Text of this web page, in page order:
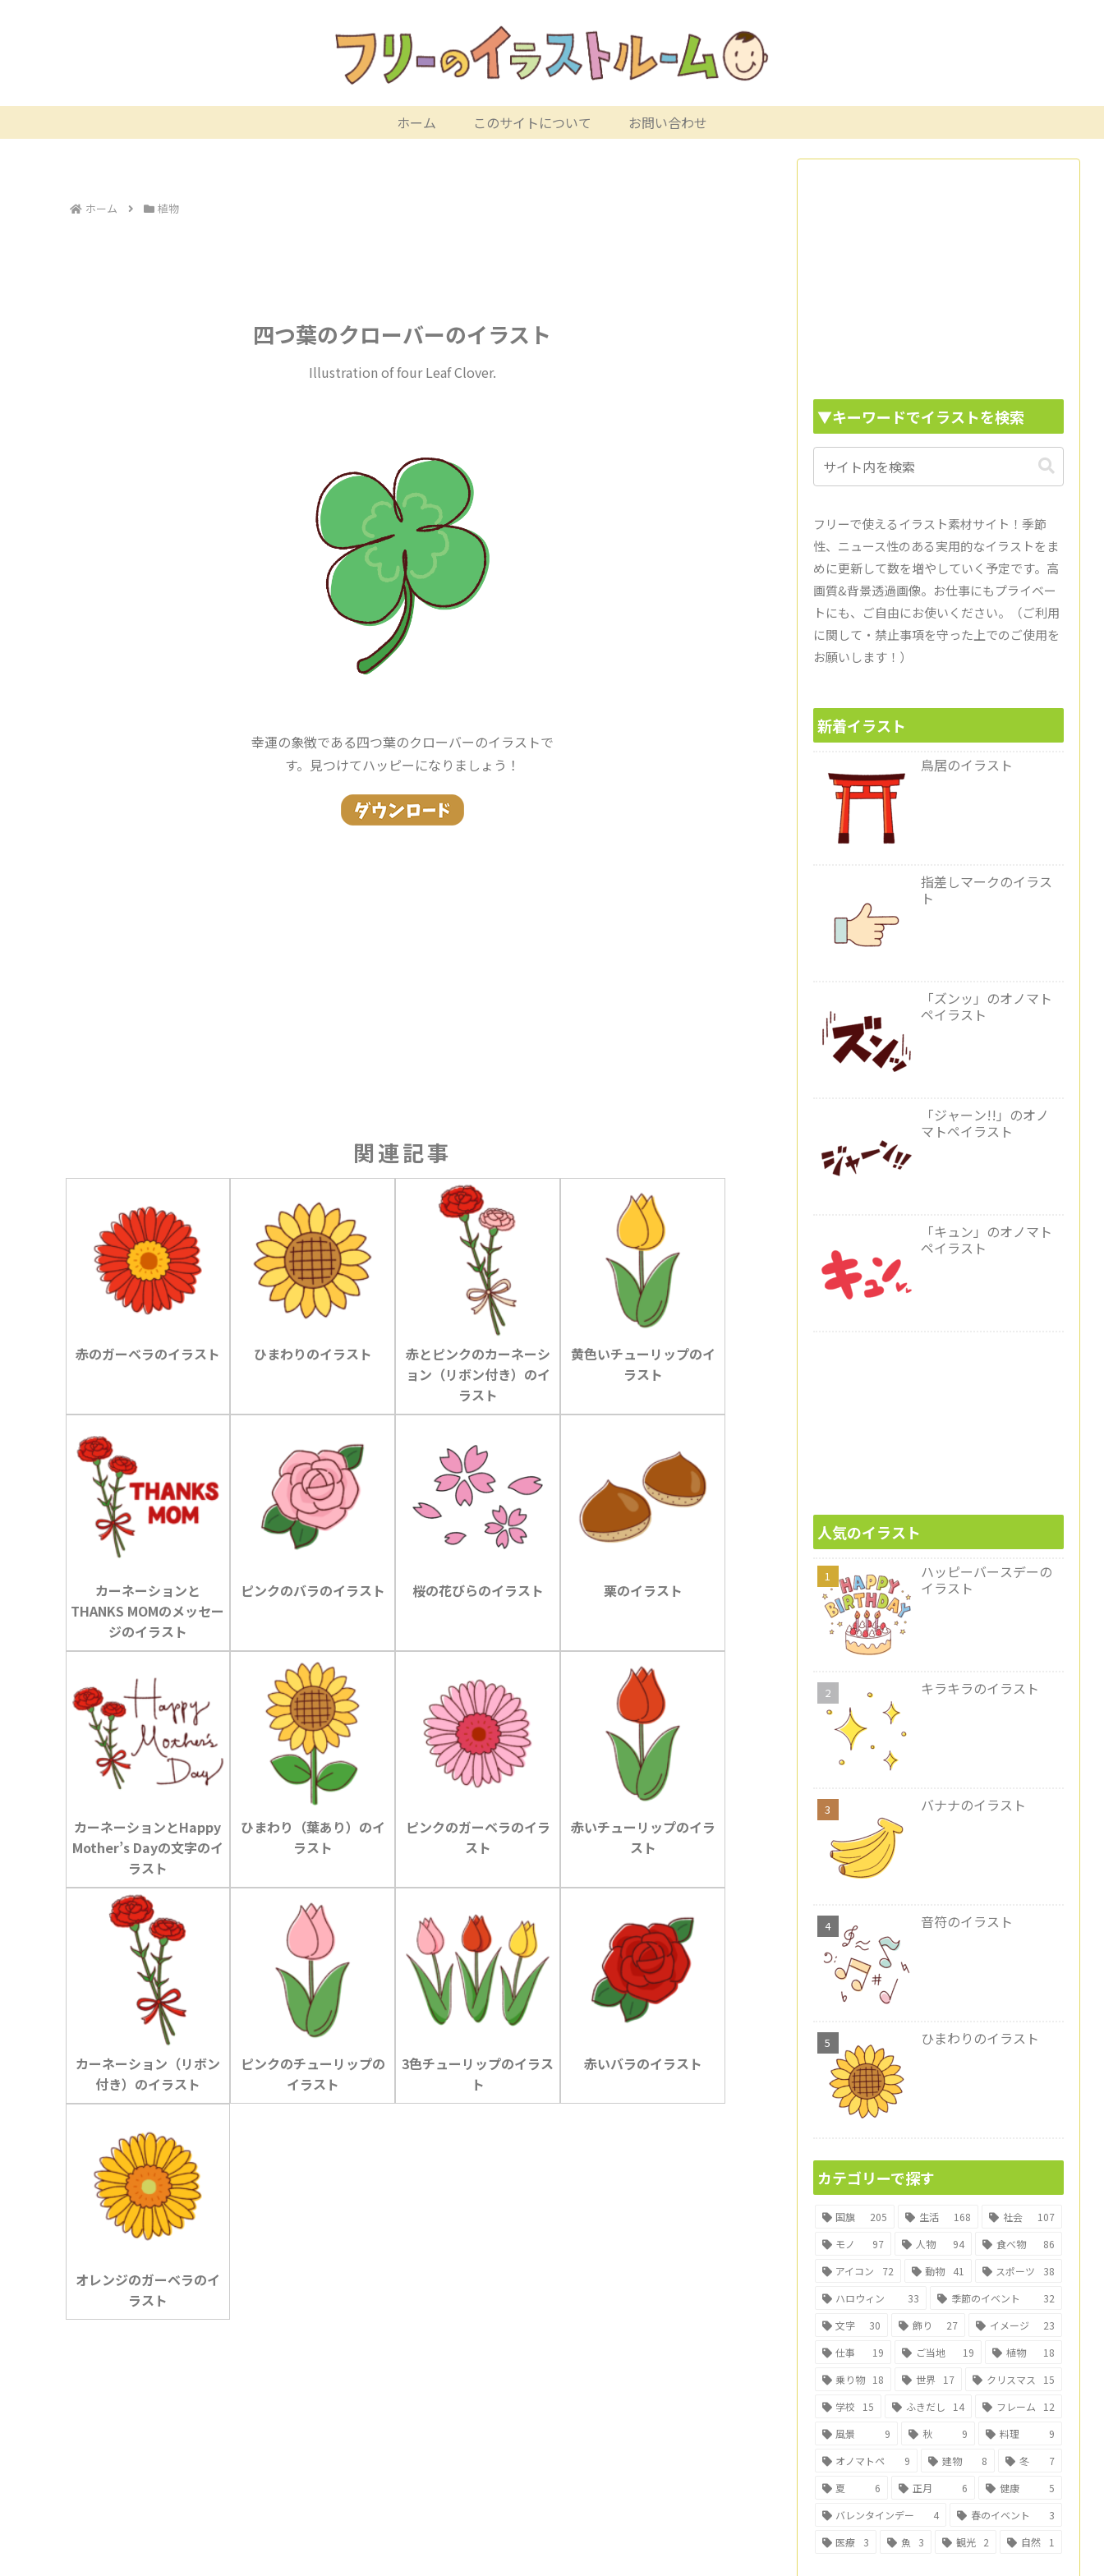
ホーム このサイトについて お問い合わせ
ホーム 植物
四つ葉のクローバーのイラスト
Illustration of four Leaf Clover.
幸運の象徴である四つ葉のクローバーのイラストで
す。見つけてハッピーになりましょう！
関連記事
赤のガーベラのイラスト ひまわりのイラスト
赤とピンクのカーネーシ
ョン（リボン付き）のイ
ラスト
黄色いチューリップのイ
ラスト
カーネーションと
THANKS MOMのメッセー
ジのイラスト
ピンクのバラのイラスト 桜の花びらのイラスト 栗のイラスト
カーネーションとHappy
Mother’s Dayの文字のイ
ラスト
ひまわり（葉あり）のイ
ラスト
ピンクのガーベラのイラ
スト
赤いチューリップのイラ
スト
カーネーション（リボン
付き）のイラスト
ピンクのチューリップの
イラスト
3色チューリップのイラス
ト
赤いバラのイラスト
オレンジのガーベラのイ
ラスト
▼キーワードでイラストを検索
フリーで使えるイラスト素材サイト！季節
性、ニュース性のある実用的なイラストをま
めに更新して数を増やしていく予定です。高
画質&背景透過画像。お仕事にもプライベー
トにも、ご自由にお使いください。（ご利用
に関して・禁止事項を守った上でのご使用を
お願いします！）
新着イラスト
鳥居のイラスト
指差しマークのイラス
ト
「ズンッ」のオノマト
ペイラスト
「ジャーン!!」のオノ
マトペイラスト
「キュン」のオノマト
ペイラスト
人気のイラスト
ハッピーバースデーの
イラスト
キラキラのイラスト
バナナのイラスト
音符のイラスト
ひまわりのイラスト
カテゴリーで探す
国旗 205 生活 168 社会
107
モノ
97 人物 94 食べ物
86
アイコン
72 動物 41 スポーツ
38
ハロウィン
33 季節のイベント
32
文字
30 飾り 27 イメージ
23
仕事
19 ご当地 19 植物
18
乗り物 18 世界 17 クリスマス
15
学校
15 ふきだし 14 フレーム
12
風景
9 秋 9 料理
9
オノマトペ
9 建物 8 冬
7
夏
6 正月 6 健康
5
バレンタインデー
4 春のイベント
3
医療
3 魚 3 観光 2 自然 1